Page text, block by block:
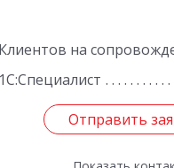
Клиентов на
1С:Специалист
Отправить
Отправить